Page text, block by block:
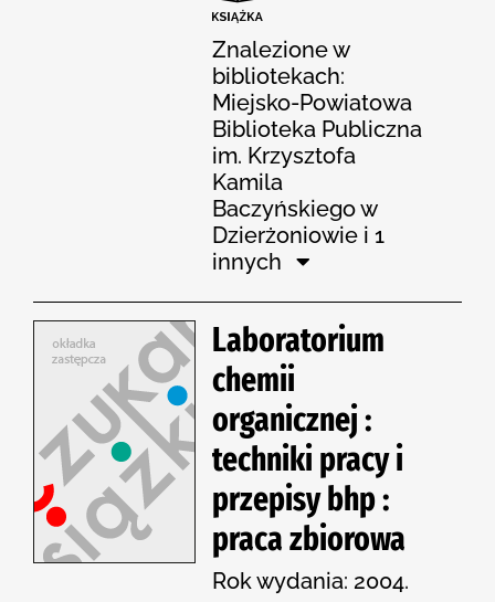
Znalezione w
bibliotekach:
Miejsko-Powiatowa
Biblioteka Publiczna
im. Krzysztofa
Kamila
Baczyńskiego w
Dzierżoniowie i 1
innych
Laboratorium
chemii
organicznej :
techniki pracy i
przepisy bhp :
praca zbiorowa
Rok wydania: 2004.